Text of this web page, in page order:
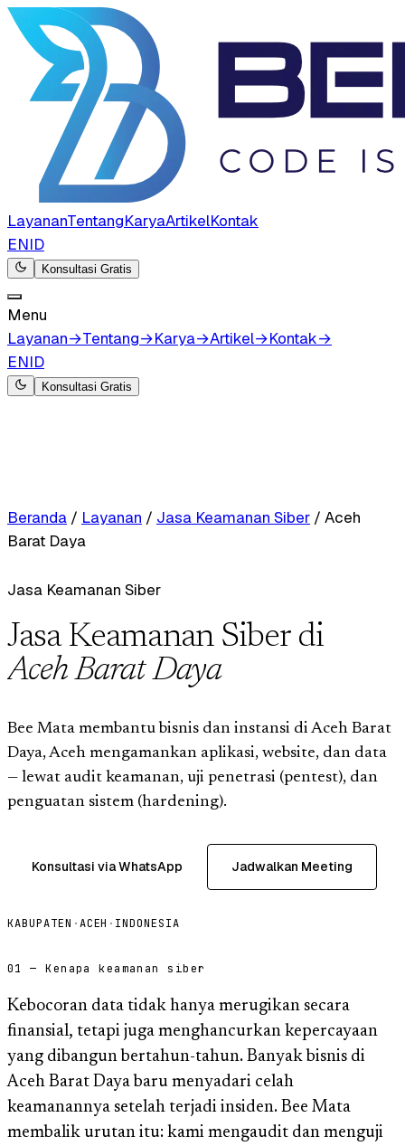
LayananTentangKaryaArtikelKontak
ENID
Konsultasi Gratis
Menu
Layanan→Tentang→Karya→Artikel→Kontak→
ENID
Konsultasi Gratis
Beranda / Layanan / Jasa Keamanan Siber / Aceh
Barat Daya
Jasa Keamanan Siber
Jasa Keamanan Siber di
Aceh Barat Daya
Bee Mata membantu bisnis dan instansi di Aceh Barat
Daya, Aceh mengamankan aplikasi, website, dan data
— lewat audit keamanan, uji penetrasi (pentest), dan
penguatan sistem (hardening).
Konsultasi via WhatsApp Jadwalkan Meeting
KABUPATEN ·ACEH · INDONESIA
01 — Kenapa keamanan siber
Kebocoran data tidak hanya merugikan secara
finansial, tetapi juga menghancurkan kepercayaan
yang dibangun bertahun-tahun. Banyak bisnis di
Aceh Barat Daya baru menyadari celah
keamanannya setelah terjadi insiden. Bee Mata
membalik urutan itu: kami mengaudit dan menguji